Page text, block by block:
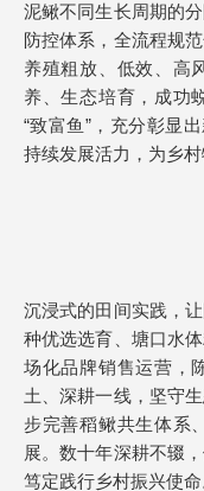
泥鳅不同生长周期的
防控体系，全流程规
养殖粗放、低效、高
养、生态培育，成功
“致富鱼”，充分彰显
持续发展活力，为乡
沉浸式的田间实践，
种优选选育、塘口水
场化品牌销售运营，
土、深耕一线，坚守
步完善稻鳅共生体系
展。数十年深耕不辍
笃定践行乡村振兴使命